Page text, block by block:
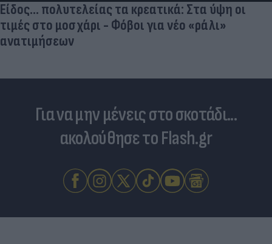
Είδος... πολυτελείας τα κρεατικά: Στα ύψη οι
τιμές στο μοσχάρι - Φόβοι για νέο «ράλι»
ανατιμήσεων
Για να μην μένεις στο σκοτάδι...
ακολούθησε το Flash.gr